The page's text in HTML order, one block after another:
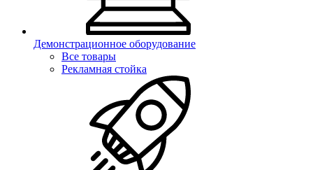
Демонстрационное оборудование
Все товары
Рекламная стойка